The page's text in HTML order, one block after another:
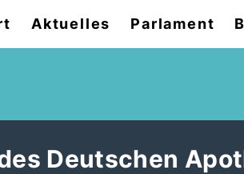
Aktuelles Parlament
Deutschen